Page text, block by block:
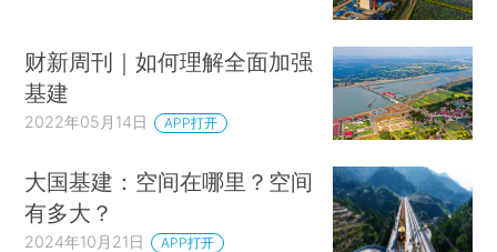
财新周刊｜如何理解全面加强
基建
2022年05月14日 APP打开
大国基建：空间在哪里？空间
有多大？
2024年10月21日 APP打开